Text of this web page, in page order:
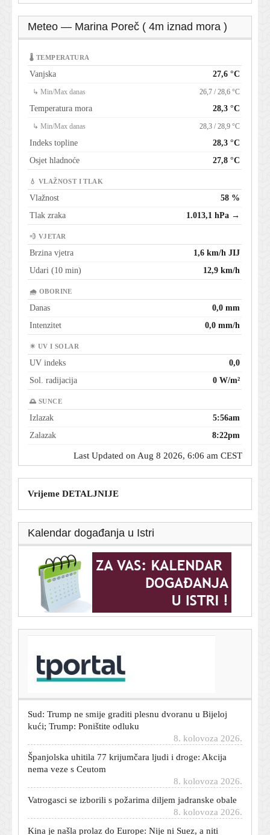
Meteo — Marina Poreč ( 4m iznad mora )
🌡 TEMPERATURA
Vanjska 27,6 °C
↳ Min/Max danas 26,7 / 28,6 °C
Temperatura mora 28,3 °C
↳ Min/Max danas 28,3 / 28,9 °C
Indeks topline
28,3 °C
Osjet hladnoće
27,8 °C
💧 VLAŽNOST I TLAK
Vlažnost
58 %
Tlak zraka
1.013,1 hPa →
💨 VJETAR
Brzina vjetra
1,6 km/h JIJ
Udari (10 min)
12,9 km/h
🌧 OBORINE
Danas
0,0 mm
Intenzitet
0,0 mm/h
☀ UV I SOLAR
UV indeks
0,0
Sol. radijacija
0 W/m²
🌅 SUNCE
Izlazak
5:56am
Zalazak
8:22pm
Last Updated on Aug 8 2026, 6:06 am CEST
Vrijeme DETALJNIJE
Kalendar događanja u Istri
SAD odobrile nove sankcije Rusiji: Von der Leyen
oduševljena
kući; Trump: Poništite odluku
Španjolska uhitila 77 krijumčara ljudi i droge: Akcija
nema veze s Ceutom
Vatrogasci se izborili s požarima diljem jadranske obale
8. kolovoza 2026.
Kina je našla prolaz do Europe: Nije ni Suez, a niti
Hormuz